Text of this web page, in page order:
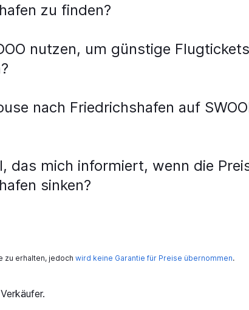
zu finden?
nutzen, um günstige
nach Friedrichshafen auf
das mich informiert, wenn die
sinken?
zu erhalten, jedoch wird keine Garantie für Preise übernommen.